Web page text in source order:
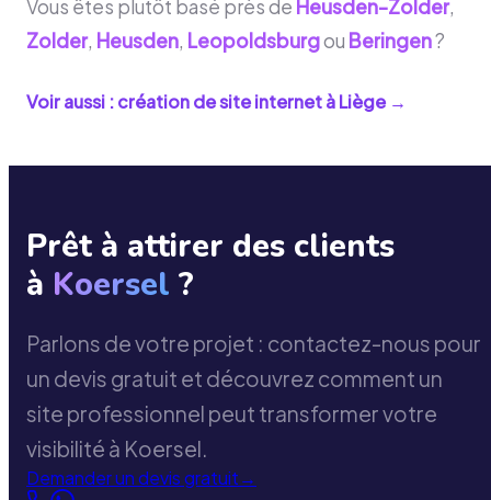
Vous êtes plutôt basé près de Heusden-Zolder,
Zolder, Heusden, Leopoldsburgou Beringen?
Voir aussi : création de site internet àLiège→
Prêt à attirer des clients
à Koersel ?
Parlons de votre projet : contactez-nous pour
un devis gratuit et découvrez comment un
site professionnel peut transformer votre
visibilité à Koersel.
Demander un devis gratuit→